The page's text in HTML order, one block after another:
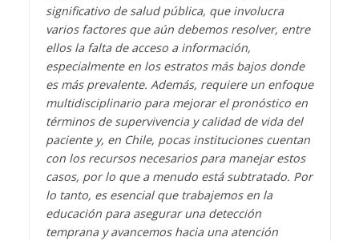
significativo de salud pública, que involucra
varios factores que aún debemos resolver, entre
ellos la falta de acceso a información,
especialmente en los estratos más bajos donde
es más prevalente. Además, requiere un enfoque
multidisciplinario para mejorar el pronóstico en
términos de supervivencia y calidad de vida del
paciente y, en Chile, pocas instituciones cuentan
con los recursos necesarios para manejar estos
casos, por lo que a menudo está subtratado. Por
lo tanto, es esencial que trabajemos en la
educación para asegurar una detección
temprana y avancemos hacia una atención